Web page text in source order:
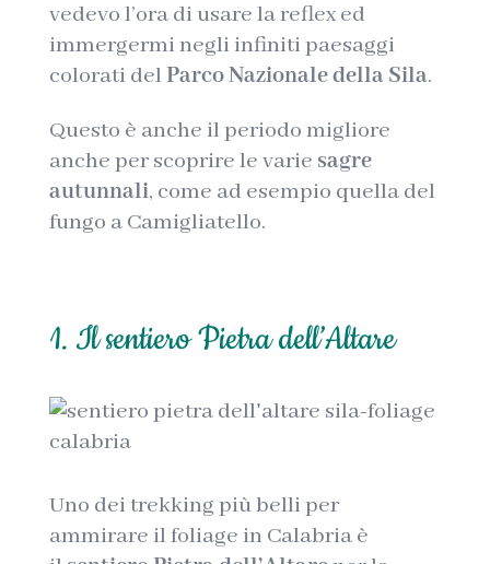
vedevo l’ora di usare la reflex ed
immergermi negli infiniti paesaggi
colorati delParco Nazionale della Sila.
Questo è anche il periodo migliore
anche per scoprire le varie sagre
autunnali, come ad esempio quella del
fungo a Camigliatello.
1. Il sentiero Pietra dell’Altare
Uno dei trekking più belli per
ammirare il foliage in Calabria è